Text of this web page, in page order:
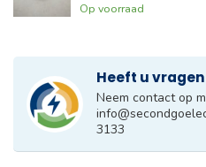
Op voorraad
Heeft u
Neem contact op
3133